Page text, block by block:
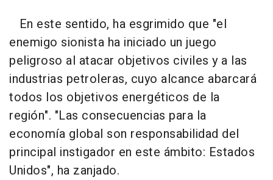
En este sentido, ha esgrimido que "el
enemigo sionista ha iniciado un juego
peligroso al atacar objetivos civiles y a las
industrias petroleras, cuyo alcance abarcará
todos los objetivos energéticos de la
región". "Las consecuencias para la
economía global son responsabilidad del
principal instigador en este ámbito: Estados
Unidos", ha zanjado.